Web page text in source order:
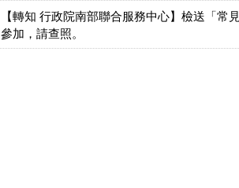
【轉知 行政院南部聯合服務中心】檢送「
參加，請查照。